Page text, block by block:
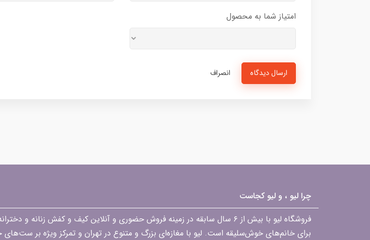
امتیاز شما به محصول
ارسال دیدگاه انصراف
چرا لیو ، و لیو کجاست
فروشگاه لیو با بیش از ۶ سال سابقه در زمینه فروش حضوری و آنلاین کیف و کفش
برای خانم‌های خوش‌سلیقه است. لیو با مغازه‌ای بزرگ و متنوع در تهران و تمرکز ویژه بر